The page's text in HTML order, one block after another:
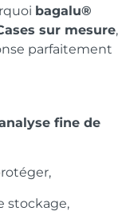
bagalu®
sur mesure,
parfaitement
fine de
stockage,